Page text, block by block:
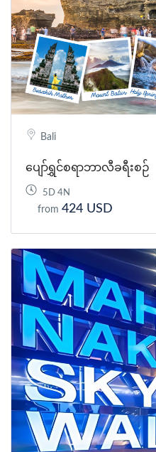
Bali
ပျော်ရွှင်စရာဘာလီခရီးစဉ်
5D 4N
from 424 USD